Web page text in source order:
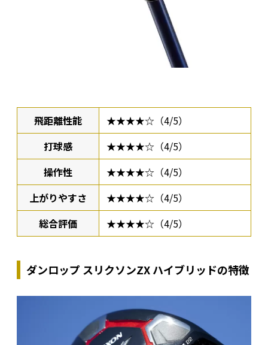
飛距離性能
★★★★☆（4/5）
打球感
★★★★☆（4/5）
操作性
★★★★☆（4/5）
上がりやすさ
★★★★☆（4/5）
総合評価
★★★★☆（4/5）
ダンロップ スリクソンZX ハイブリッドの特徴